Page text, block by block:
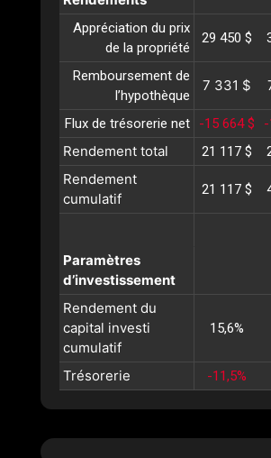
Appréciation du prix
de la propriété
29 450 $
Remboursement de
l’hypothèque
7 331 $
Flux de trésorerie net -15 664 $
Rendement total 21 117 $
Rendement
cumulatif
21 117 $
Paramètres
d’investissement
Rendement du
capital investi
cumulatif
15,6%
Trésorerie -11,5%